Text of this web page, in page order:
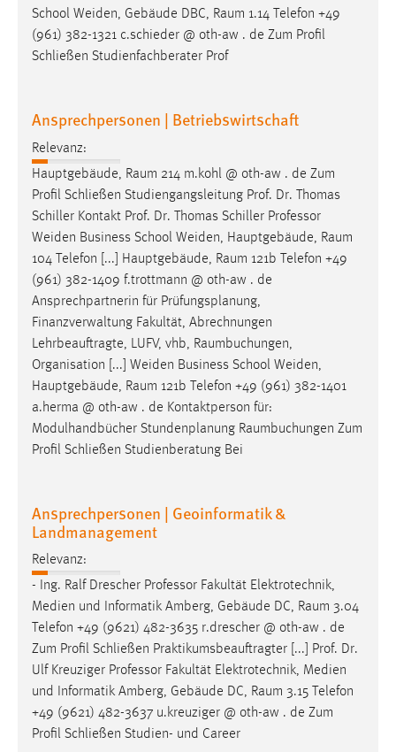
School Weiden, Gebäude DBC, Raum 1.14 Telefon +49
(961) 382-1321 c.schieder @ oth-aw . de Zum Profil
Schließen Studienfachberater Prof
Ansprechpersonen | Betriebswirtschaft
Relevanz:
Hauptgebäude, Raum 214 m.kohl @ oth-aw . de Zum
Profil Schließen Studiengangsleitung Prof. Dr. Thomas
Schiller Kontakt Prof. Dr. Thomas Schiller Professor
Weiden Business School Weiden, Hauptgebäude, Raum
104 Telefon [...] Hauptgebäude, Raum 121b Telefon +49
(961) 382-1409 f.trottmann @ oth-aw . de
Ansprechpartnerin für Prüfungsplanung,
Finanzverwaltung Fakultät, Abrechnungen
Lehrbeauftragte, LUFV, vhb, Raumbuchungen,
Organisation [...] Weiden Business School Weiden,
Hauptgebäude, Raum 121b Telefon +49 (961) 382-1401
a.herma @ oth-aw . de Kontaktperson für:
Modulhandbücher Stundenplanung Raumbuchungen Zum
Profil Schließen Studienberatung Bei
Ansprechpersonen | Geoinformatik &
Landmanagement
Relevanz:
- Ing. Ralf Drescher Professor Fakultät Elektrotechnik,
Medien und Informatik Amberg, Gebäude DC, Raum 3.04
Telefon +49 (9621) 482-3635 r.drescher @ oth-aw . de
Zum Profil Schließen Praktikumsbeauftragter [...] Prof. Dr.
Ulf Kreuziger Professor Fakultät Elektrotechnik, Medien
und Informatik Amberg, Gebäude DC, Raum 3.15 Telefon
+49 (9621) 482-3637 u.kreuziger @ oth-aw . de Zum
Profil Schließen Studien- und Career